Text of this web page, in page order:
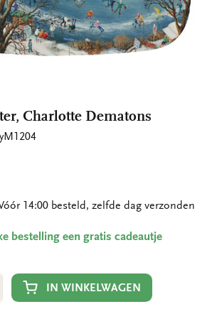
Charlotte Dematons
14:00 besteld, zelfde dag verzonden
bestelling een gratis cadeautje
IN WINKELWAGEN